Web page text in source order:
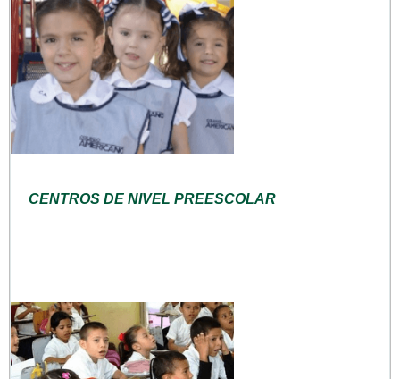
CENTROS DE NIVEL PREESCOLAR